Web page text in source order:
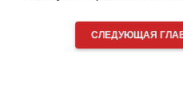
СЛЕДУЮЩАЯ